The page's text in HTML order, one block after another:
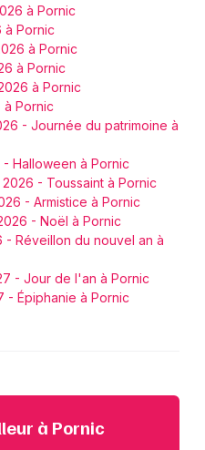
à Pornic
à Pornic
à Pornic
à Pornic
à Pornic
Pornic
- Journée du patrimoine à
Halloween à Pornic
- Toussaint à Pornic
- Armistice à Pornic
- Noël à Pornic
- Réveillon du nouvel an à
- Jour de l'an à Pornic
- Épiphanie à Pornic
à Pornic